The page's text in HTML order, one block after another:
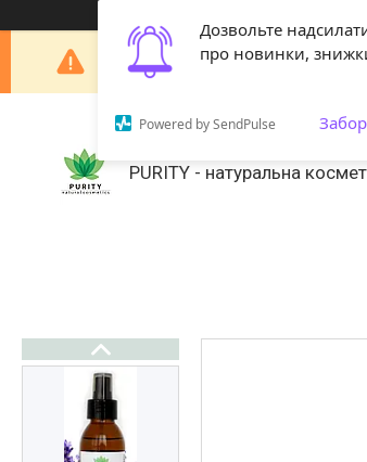
Дозвольте
про новинки, знижки
Powered by SendPulse
Шановні покупці! З 29 липня по
PURITY - натуральна